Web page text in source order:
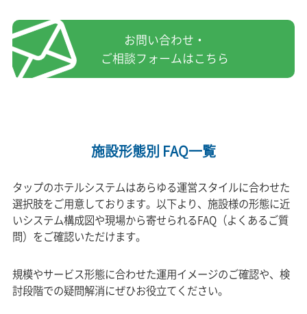
お問い合わせ・
ご相談フォームはこちら
施設形態別 FAQ一覧
タップのホテルシステムはあらゆる運営スタイルに合わせた
選択肢をご用意しております。以下より、施設様の形態に近
いシステム構成図や現場から寄せられるFAQ（よくあるご質
問）をご確認いただけます。
規模やサービス形態に合わせた運用イメージのご確認や、検
討段階での疑問解消にぜひお役立てください。